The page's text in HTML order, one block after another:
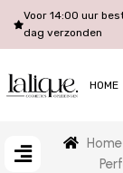
Voor 14:00 uur
dag verzonden
HOME
Home